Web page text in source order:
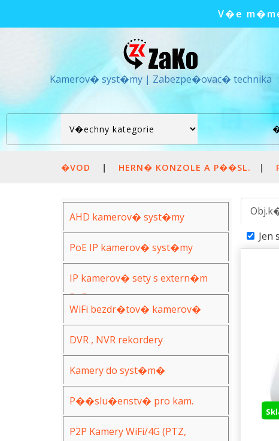
V�e
Kamerov� syst�my | Zabezpe�ovac� technika
�VOD | HERN� KONZOLE A P��SL. |
AHD kamerov� syst�my
PoE IP kamerov� syst�my
IP kamerov� sety s extern�m
PoE
WiFi bezdr�tov� kamerov�
syst�my
DVR , NVR rekordery
Kamery do syst�m�
(AHD,IP,WiFi)
P��slu�enstv� pro kam.
syst�my
P2P Kamery WiFi/4G (PTZ,
Jen